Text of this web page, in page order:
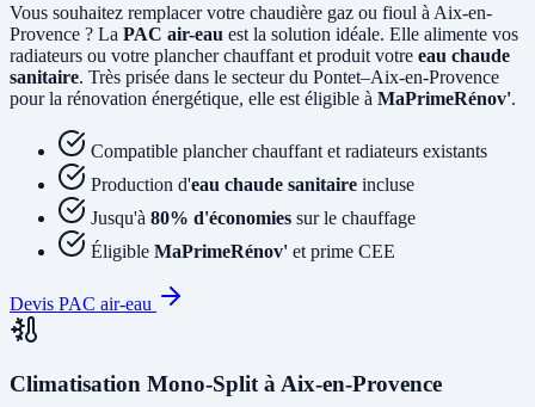
Vous souhaitez remplacer votre chaudière gaz ou fioul à Aix-en-
Provence ? La PAC air-eau est la solution idéale. Elle alimente vos
radiateurs ou votre plancher chauffant et produit votre eau chaude
sanitaire. Très prisée dans le secteur du Pontet–Aix-en-Provence
pour la rénovation énergétique, elle est éligible à MaPrimeRénov'.
Compatible plancher chauffant et radiateurs existants
Production d'eau chaude sanitaire incluse
Jusqu'à 80% d'économies sur le chauffage
Éligible MaPrimeRénov' et prime CEE
Devis PAC air-eau
Climatisation Mono-Split à Aix-en-Provence